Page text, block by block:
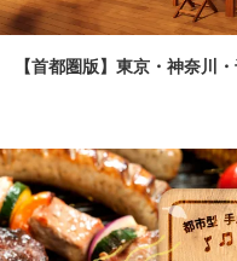
【首都圏版】東京・神奈川